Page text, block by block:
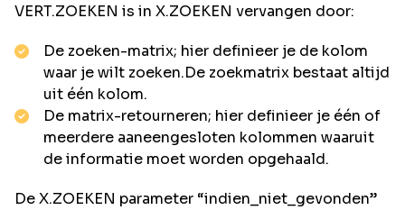
VERT.ZOEKEN is in X.ZOEKEN vervangen door:
De zoeken-matrix; hier definieer je de kolom
waar je wilt zoeken.De zoekmatrix bestaat altijd
uit één kolom.
De matrix-retourneren; hier definieer je één of
meerdere aaneengesloten kolommen waaruit
de informatie moet worden opgehaald.
De X.ZOEKEN parameter “indien_niet_gevonden”